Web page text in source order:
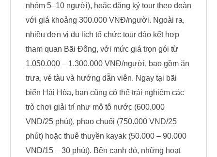
nhóm 5–10 người), hoặc đăng ký tour theo đoàn
với giá khoảng 300.000 VNĐ/người. Ngoài ra,
nhiều đơn vị du lịch tổ chức tour đảo kết hợp
tham quan Bãi Đông, với mức giá trọn gói từ
1.050.000 – 1.300.000 VNĐ/người, bao gồm ăn
trưa, vé tàu và hướng dẫn viên. Ngay tại bãi
biển Hải Hòa, bạn cũng có thể trải nghiệm các
trò chơi giải trí như mô tô nước (600.000
VND/25 phút), phao chuối (750.000 VND/25
phút) hoặc thuê thuyền kayak (50.000 – 90.000
VND/15 – 30 phút). Bên cạnh đó, những hoạt